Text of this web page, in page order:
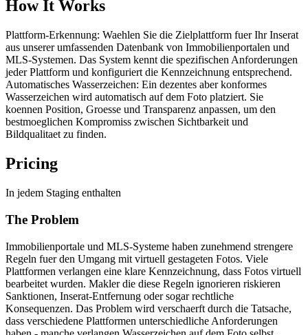
How It Works
Plattform-Erkennung: Waehlen Sie die Zielplattform fuer Ihr Inserat
aus unserer umfassenden Datenbank von Immobilienportalen und
MLS-Systemen. Das System kennt die spezifischen Anforderungen
jeder Plattform und konfiguriert die Kennzeichnung entsprechend.
Automatisches Wasserzeichen: Ein dezentes aber konformes
Wasserzeichen wird automatisch auf dem Foto platziert. Sie
koennen Position, Groesse und Transparenz anpassen, um den
bestmoeglichen Kompromiss zwischen Sichtbarkeit und
Bildqualitaet zu finden.
Pricing
In jedem Staging enthalten
The Problem
Immobilienportale und MLS-Systeme haben zunehmend strengere
Regeln fuer den Umgang mit virtuell gestageten Fotos. Viele
Plattformen verlangen eine klare Kennzeichnung, dass Fotos virtuell
bearbeitet wurden. Makler die diese Regeln ignorieren riskieren
Sanktionen, Inserat-Entfernung oder sogar rechtliche
Konsequenzen. Das Problem wird verschaerft durch die Tatsache,
dass verschiedene Plattformen unterschiedliche Anforderungen